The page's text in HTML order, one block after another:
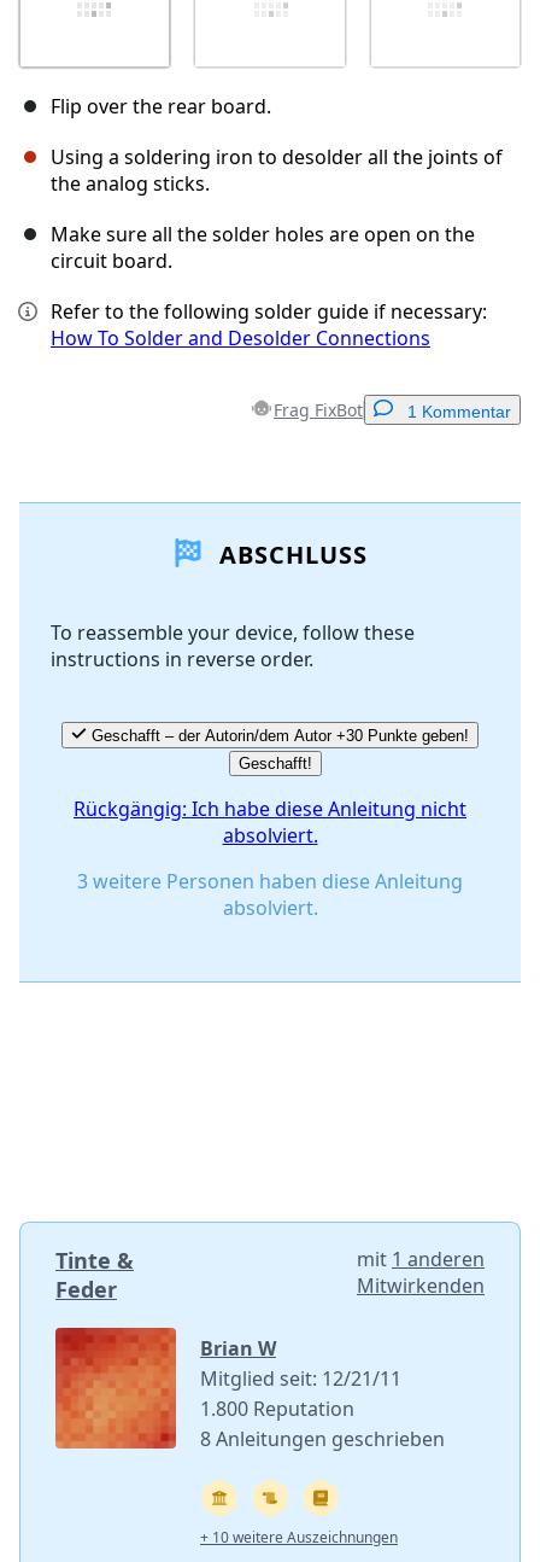
Flip over the rear board.
Using a soldering iron to desolder all the joints of
the analog sticks.
Make sure all the solder holes are open on the
circuit board.
Refer to the following solder guide if necessary:
How To Solder and Desolder Connections
Frag FixBot 1 Kommentar
Kommentar hinzufügen
Abbrechen
ABSCHLUSS
To reassemble your device, follow these
instructions in reverse order.
Geschafft – der Autorin/dem Autor +30 Punkte geben!
Geschafft!
Rückgängig: Ich habe diese Anleitung nicht
absolviert.
3 weitere Personen haben diese Anleitung
absolviert.
Tinte &
Feder
mit 1 anderen
Mitwirkenden
Brian W
Mitglied seit: 12/21/11
1.800 Reputation
8 Anleitungen geschrieben
+ 10 weitere Auszeichnungen